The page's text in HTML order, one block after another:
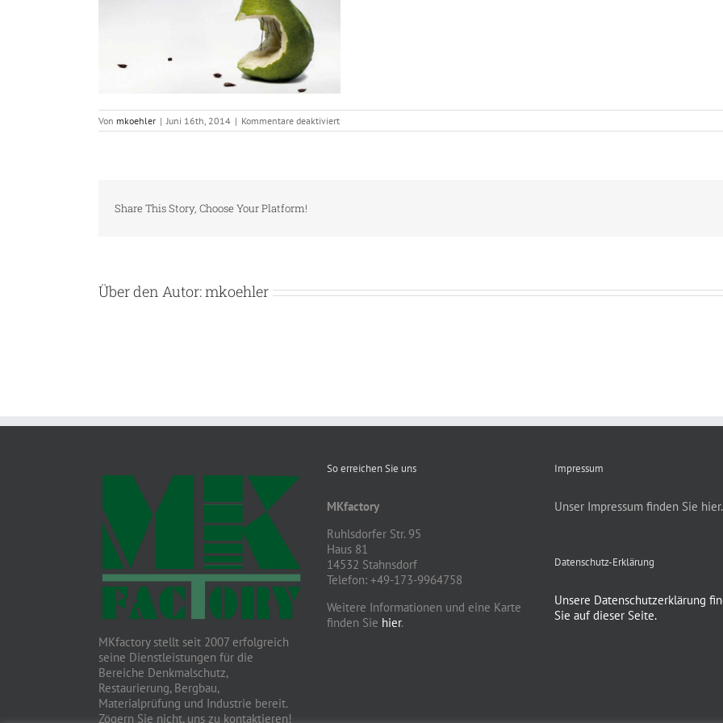
Von mkoehler | Juni 16th, 2014 | Kommentare deaktiviertfür
two_third_2
Share This Story, Choose Your Platform!
Über den Autor:mkoehler
MKfactory stellt seit 2007 erfolgreich
seine Dienstleistungen für die
Bereiche Denkmalschutz,
Restaurierung, Bergbau,
Materialprüfung und Industrie bereit.
Zögern Sie nicht, uns zu kontaktieren!
So erreichen Sie uns
MKfactory
Ruhlsdorfer Str. 95
Haus 81
14532 Stahnsdorf
Telefon: +49-173-9964758
Weitere Informationen und eine Karte
finden Sie hier.
Impressum
Unser Impressum finden Sie hier.
Datenschutz-Erklärung
Unsere Datenschutzerklärung
Sie auf dieser Seite.